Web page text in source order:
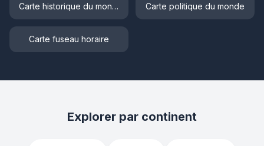
Carte historique du monde Carte politique du monde
Carte fuseau horaire
Explorer par continent